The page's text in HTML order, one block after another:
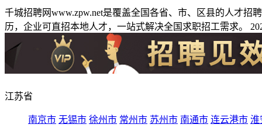
千城招聘网www.zpw.net是覆盖全国各省、市、区县的人才
历，企业可直招本地人才，一站式解决全国求职招工需求。
江苏省
南京市 无锡市 徐州市 常州市 苏州市 南通市 连云港市 淮